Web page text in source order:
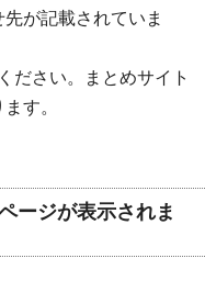
が記載されていま
ださい。まとめサイト
す。
ージが表示されま